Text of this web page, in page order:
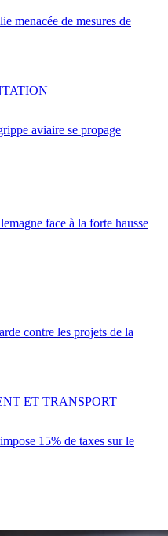
menacée de mesures de
aviaire se propage
face à la forte hausse
contre les projets de la
15% de taxes sur le
ET TRANSPORT